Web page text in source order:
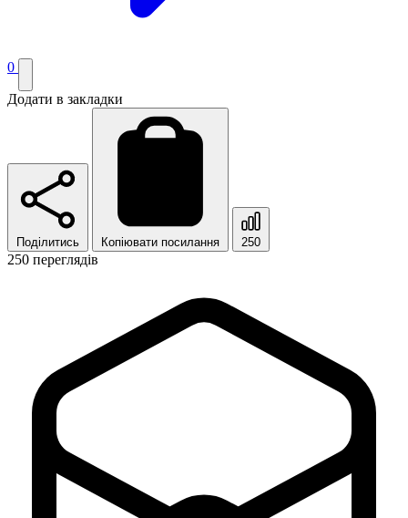
0
Додати в закладки
Поділитись Копіювати посилання 250
250 переглядів